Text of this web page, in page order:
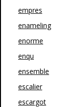
empres
enameling
enorme
enqu
ensemble
escalier
escargot